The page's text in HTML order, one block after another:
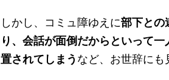
しかし、コミュ障ゆえに部下との
り、会話が面倒だからといって
置されてしまう など、お世辞にも